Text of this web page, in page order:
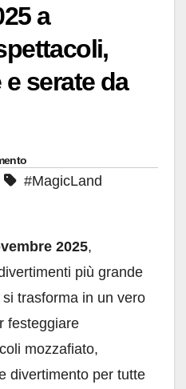
a
serate da
#MagicLand
2025,
più grande
trasforma in un vero
festeggiare
mozzafiato,
divertimento per tutte